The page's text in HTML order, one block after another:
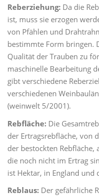
Reberziehung: Da die
ist, muss sie erzogen
von Pfählen und
bestimmte Form bringen.
Qualität der Trauben zu
maschinelle Bearbeitung
gibt verschiedene
verschiedenen
(weinwelt 5/2001).
Rebfläche: Die
der Ertragsrebfläche, von
der bestockten Rebfläche,
die noch nicht im Ertrag
ist Hektar, in England und
Reblaus: Der gefährliche